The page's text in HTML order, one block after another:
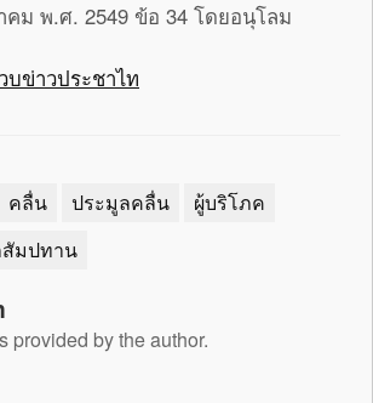
ม พ.ศ. 2549 ข้อ 34 โดยอนุโลม
ข่าวประชาไท
คลื่น ประมูลคลื่น
ผู้บริโภค
สัมปทาน
provided by the author.